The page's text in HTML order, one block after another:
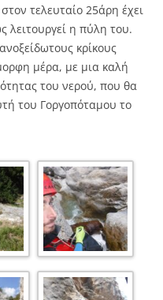
τελευταίο 25άρη έχει
λειτουργεί η πύλη του.
κρίκους
μέρα, με μια καλή
του νερού, που θα
του Γοργοπόταμου το